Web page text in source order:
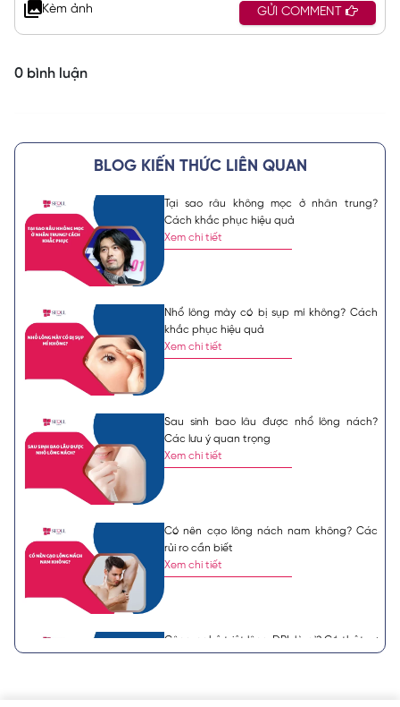
Kèm ảnh GỬI COMMENT
0 bình luận
BLOG KIẾN THỨC LIÊN QUAN
Tại sao râu không mọc ở nhân trung?
Cách khắc phục hiệu quả
Xem chi tiết
Nhổ lông mày có bị sụp mí không? Cách
khắc phục hiệu quả
Xem chi tiết
Sau sinh bao lâu được nhổ lông nách?
Các lưu ý quan trọng
Xem chi tiết
Có nên cạo lông nách nam không? Các
rủi ro cần biết
Xem chi tiết
Công nghệ triệt lông DPL là gì? Có thật sự
hiệu quả?